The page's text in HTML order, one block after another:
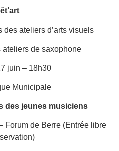
ateliers d’arts visuels
ateliers de saxophone
juin – 18h30
Municipale
des jeunes musiciens
Forum de Berre (Entrée libre